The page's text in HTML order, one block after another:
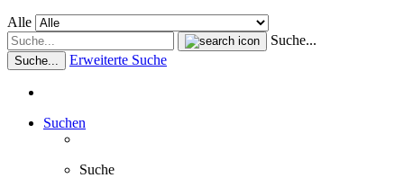
Alle
Suche...
Suche... Erweiterte Suche
Suchen
Suche